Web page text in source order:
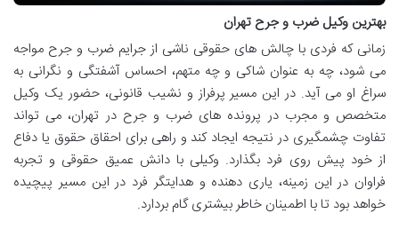
بهترین وکیل ضرب و جرح تهران
زمانی که فردی با چالش های حقوقی ناشی از جرایم ضرب و جرح مواجه
می شود، چه به عنوان شاکی و چه متهم، احساس آشفتگی و نگرانی به
سراغ او می آید. در این مسیر پرفراز و نشیب قانونی، حضور یک وکیل
متخصص و مجرب در پرونده های ضرب و جرح در تهران، می تواند
تفاوت چشمگیری در نتیجه ایجاد کند و راهی برای احقاق حقوق یا دفاع
از خود پیش روی فرد بگذارد. وکیلی با دانش عمیق حقوقی و تجربه
فراوان در این زمینه، یاری دهنده و هدایتگر فرد در این مسیر پیچیده
خواهد بود تا با اطمینان خاطر بیشتری گام بردارد.